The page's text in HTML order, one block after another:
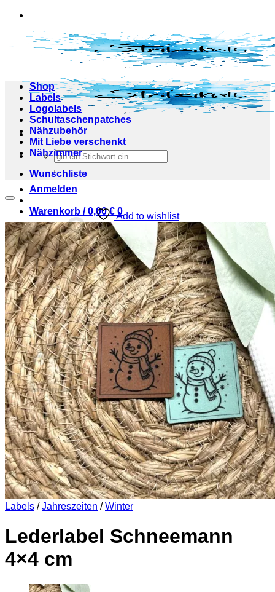
Zum
springen
Suchen
nach:
Anmelden
Warenkorb /0,00€ 0
Es befinden sich keine Produkte im Warenkorb.
Zurück zum Shop
0
Warenkorb
Es befinden sich keine Produkte im Warenkorb.
Zurück zum Shop
Shop
Labels
Logolabels
Schultaschenpatches
Nähzubehör
Mit Liebe verschenkt
Nähzimmer
Wunschliste
Add to wishlist
Labels / Jahreszeiten / Winter
Lederlabel Schneemann
4×4 cm